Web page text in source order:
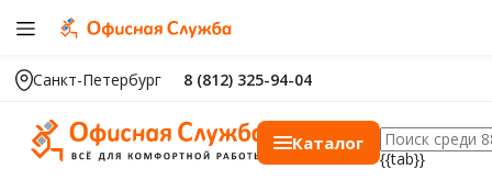
Санкт-Петербург 8 (812) 325-94-04
Каталог
{{tab}}